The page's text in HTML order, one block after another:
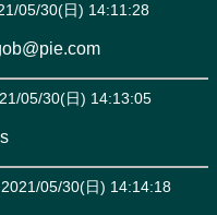
05/30(日) 14:11:28
05/30(日) 14:13:05
05/30(日) 14:14:18